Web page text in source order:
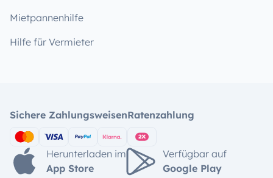
Mietpannenhilfe
Hilfe für Vermieter
Sichere ZahlungsweisenRatenzahlung
Herunterladen im
App Store
Verfügbar auf
Google Play